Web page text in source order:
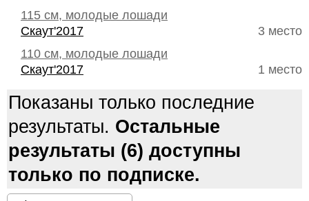
115 см, молодые лошади
3 место
Скаут'2017
110 см, молодые лошади
1 место
Скаут'2017
Показаны только последние
результаты. Остальные
результаты (6) доступны
только по подписке.